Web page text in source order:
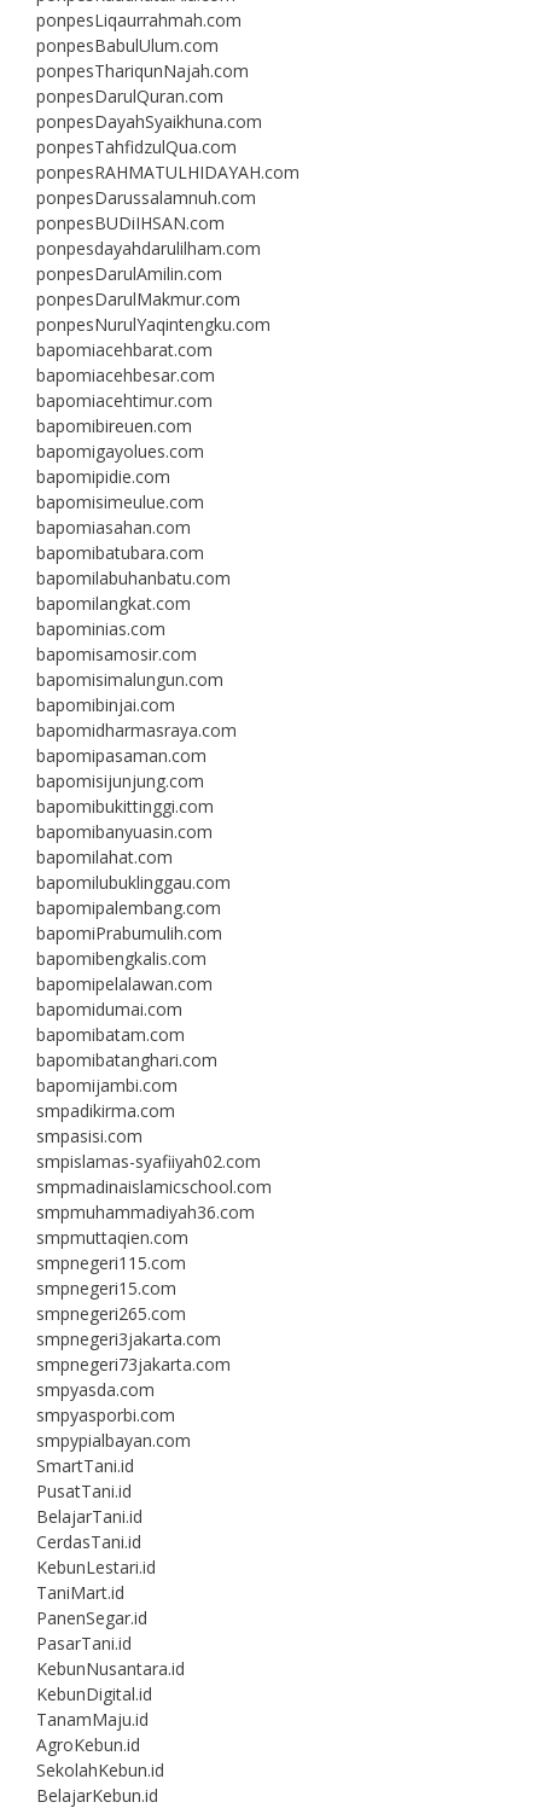
ponpesLiqaurrahmah.com
ponpesBabulUlum.com
ponpesThariqunNajah.com
ponpesDarulQuran.com
ponpesDayahSyaikhuna.com
ponpesTahfidzulQua.com
ponpesRAHMATULHIDAYAH.com
ponpesDarussalamnuh.com
ponpesBUDiIHSAN.com
ponpesdayahdarulilham.com
ponpesDarulAmilin.com
ponpesDarulMakmur.com
ponpesNurulYaqintengku.com
bapomiacehbarat.com
bapomiacehbesar.com
bapomiacehtimur.com
bapomibireuen.com
bapomigayolues.com
bapomipidie.com
bapomisimeulue.com
bapomiasahan.com
bapomibatubara.com
bapomilabuhanbatu.com
bapomilangkat.com
bapominias.com
bapomisamosir.com
bapomisimalungun.com
bapomibinjai.com
bapomidharmasraya.com
bapomipasaman.com
bapomisijunjung.com
bapomibukittinggi.com
bapomibanyuasin.com
bapomilahat.com
bapomilubuklinggau.com
bapomipalembang.com
bapomiPrabumulih.com
bapomibengkalis.com
bapomipelalawan.com
bapomidumai.com
bapomibatam.com
bapomibatanghari.com
bapomijambi.com
smpadikirma.com
smpasisi.com
smpislamas-syafiiyah02.com
smpmadinaislamicschool.com
smpmuhammadiyah36.com
smpmuttaqien.com
smpnegeri115.com
smpnegeri15.com
smpnegeri265.com
smpnegeri3jakarta.com
smpnegeri73jakarta.com
smpyasda.com
smpyasporbi.com
smpypialbayan.com
SmartTani.id
PusatTani.id
BelajarTani.id
CerdasTani.id
KebunLestari.id
TaniMart.id
PanenSegar.id
PasarTani.id
KebunNusantara.id
KebunDigital.id
TanamMaju.id
AgroKebun.id
SekolahKebun.id
BelajarKebun.id